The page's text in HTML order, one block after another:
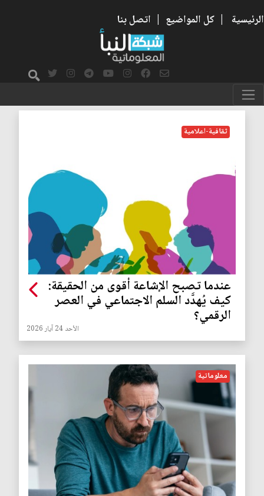
الرئيسية | كل المواضيع | اتصل بنا
الأخبار الكاذبة
ثقافية-اعلامية
عندما تصبح الإشاعة أقوى من الحقيقة:
كيف يُهدَّد السلم الاجتماعي في العصر
الرقمي؟
الأحد 24 آيار 2026
معلوماتية